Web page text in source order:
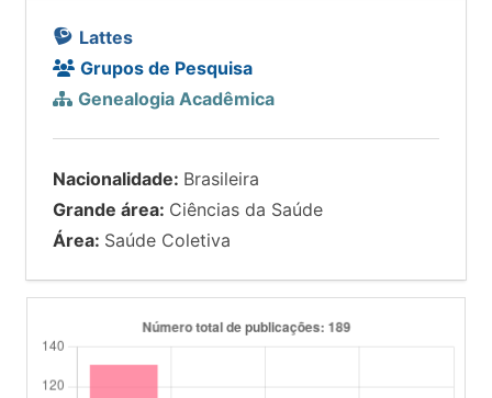
Lattes
Grupos de Pesquisa
Genealogia Acadêmica
Nacionalidade: Brasileira
Grande área: Ciências da Saúde
Área: Saúde Coletiva